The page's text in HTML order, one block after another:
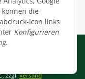
können die
Icon links
Konfigurieren
.
zzgl.Versand